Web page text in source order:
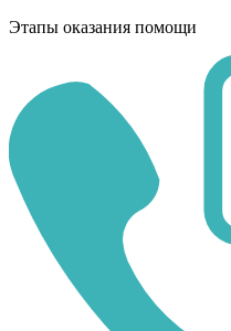
Этапы оказания помощи